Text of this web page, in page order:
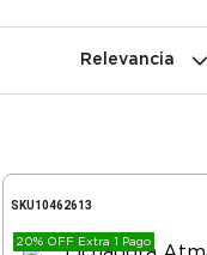
Relevancia
SKU10462613
20% OFF Extra 1 Pago